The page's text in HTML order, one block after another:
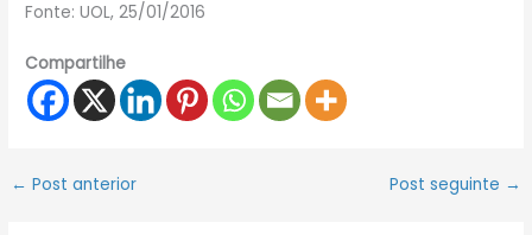
Fonte: UOL, 25/01/2016
Compartilhe
← Post anterior Post seguinte →